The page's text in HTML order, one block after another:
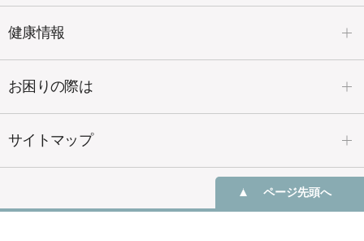
健康情報
お困りの際は
サイトマップ
ページ先頭へ